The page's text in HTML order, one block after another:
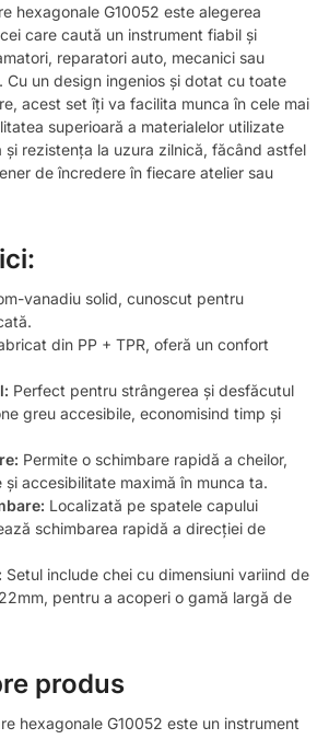
hexagonale G10052 este alegerea
care caută un instrument fiabil și
reparatori auto, mecanici sau
Cu un design ingenios și dotat cu toate
acest set îți va facilita munca în cele mai
superioară a materialelor utilizate
și rezistența la uzura zilnică, făcând astfel
de încredere în fiecare atelier sau
vanadiu solid, cunoscut pentru
din PP + TPR, oferă un confort
Perfect pentru strângerea și desfăcutul
greu accesibile, economisind timp și
Permite o schimbare rapidă a cheilor,
accesibilitate maximă în munca ta.
Localizată pe spatele capului
schimbarea rapidă a direcției de
Setul include chei cu dimensiuni variind de
pentru a acoperi o gamă largă de
produs
hexagonale G10052 este un instrument